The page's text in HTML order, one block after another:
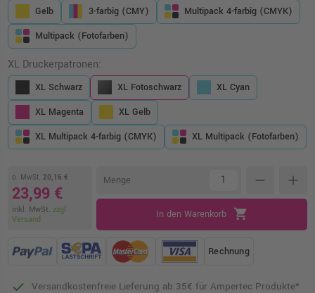
Gelb
3-farbig (CMY)
Multipack 4-farbig (CMYK)
Multipack (Fotofarben)
XL Druckerpatronen:
XL Schwarz XL Fotoschwarz
XL Cyan
XL Magenta
XL Gelb
XL Multipack 4-farbig (CMYK)
XL Multipack (Fotofarben)
o. MwSt. 20,16 €
23,99 €
inkl. MwSt. zzgl.
Versand
Menge remove add
In den Warenkorb shopping_cart
Rechnung
Versandkostenfreie Lieferung ab 35€ für Ampertec Produkte*